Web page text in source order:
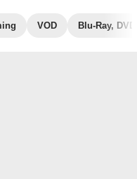
VOD Blu-Ray, DVD